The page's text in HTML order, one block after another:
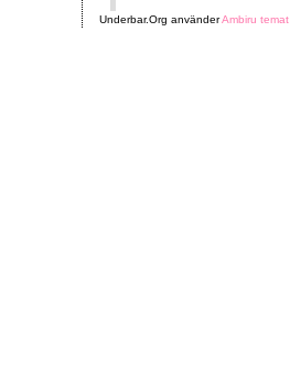
Underbar.Org använderAmbiru temat